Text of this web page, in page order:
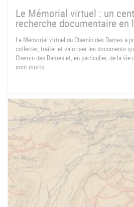
Le Mémorial virtuel : un
recherche documentaire en
Le Mémorial virtuel du Chemin des Dames a
collecter, traiter et valoriser les documents
Chemin des Dames et, en particulier, de la
sont morts.